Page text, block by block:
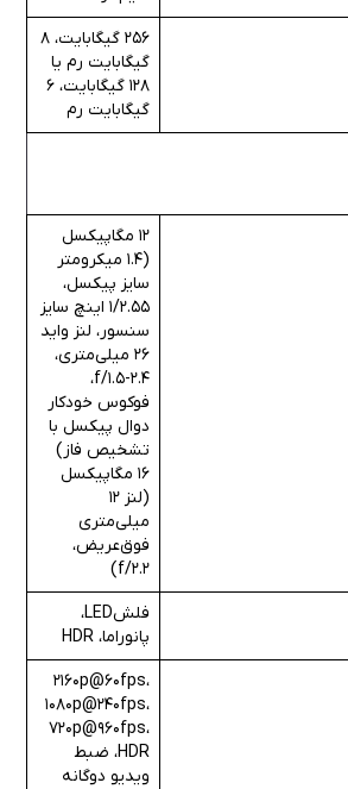
256 گیگابایت، 8
گیگابایت رم یا
128 گیگابایت، 6
گیگابایت رم
12 مگاپیکسل
(1.4 میکرومتر
سایز پیکسل،
1/2.55 اینچ سایز
سنسور، لنز واید
26 میلی‌متری،
f/1.5-2.4،
فوکوس خودکار
دوال پیکسل با
تشخیص فاز)
16 مگاپیکسل
(لنز 12
میلی‌متری
فوق‌عریض،
f/2.2)
فلشLED،
پانوراما، HDR
2160p@60fps،
1080p@240fps،
720p@960fps،
HDR، ضبط
ویدیو دوگانه